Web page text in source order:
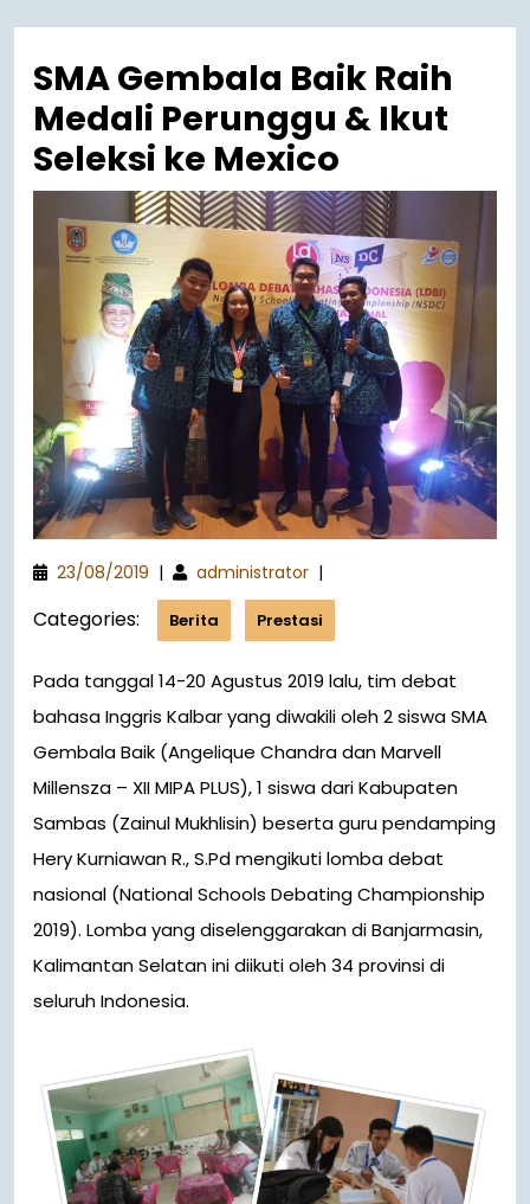
SMA Gembala Baik Raih
Medali Perunggu & Ikut
Seleksi ke Mexico
23/08/2019 | administrator |
Categories: Berita Prestasi
Pada tanggal 14-20 Agustus 2019 lalu, tim debat
bahasa Inggris Kalbar yang diwakili oleh 2 siswa SMA
Gembala Baik (Angelique Chandra dan Marvell
Millensza – XII MIPA PLUS), 1 siswa dari Kabupaten
Sambas (Zainul Mukhlisin) beserta guru pendamping
Hery Kurniawan R., S.Pd mengikuti lomba debat
nasional (National Schools Debating Championship
2019). Lomba yang diselenggarakan di Banjarmasin,
Kalimantan Selatan ini diikuti oleh 34 provinsi di
seluruh Indonesia.